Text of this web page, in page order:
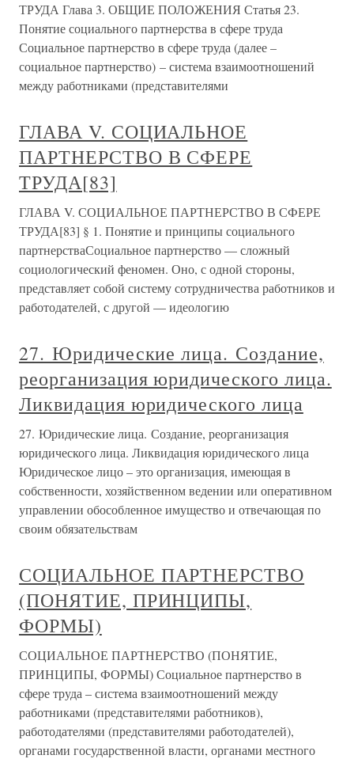
ТРУДА Глава 3. ОБЩИЕ ПОЛОЖЕНИЯ Статья 23.
Понятие социального партнерства в сфере труда
Социальное партнерство в сфере труда (далее –
социальное партнерство) – система взаимоотношений
между работниками (представителями
ГЛАВА V. СОЦИАЛЬНОЕ
ПАРТНЕРСТВО В СФЕРЕ
ТРУДА[83]
ГЛАВА V. СОЦИАЛЬНОЕ ПАРТНЕРСТВО В СФЕРЕ
ТРУДА[83] § 1. Понятие и принципы социального
партнерстваСоциальное партнерство — сложный
социологический феномен. Оно, с одной стороны,
представляет собой систему сотрудничества работников и
работодателей, с другой — идеологию
27. Юридические лица. Создание,
реорганизация юридического лица.
Ликвидация юридического лица
27. Юридические лица. Создание, реорганизация
юридического лица. Ликвидация юридического лица
Юридическое лицо – это организация, имеющая в
собственности, хозяйственном ведении или оперативном
управлении обособленное имущество и отвечающая по
своим обязательствам
СОЦИАЛЬНОЕ ПАРТНЕРСТВО
(ПОНЯТИЕ, ПРИНЦИПЫ,
ФОРМЫ)
СОЦИАЛЬНОЕ ПАРТНЕРСТВО (ПОНЯТИЕ,
ПРИНЦИПЫ, ФОРМЫ) Социальное партнерство в
сфере труда – система взаимоотношений между
работниками (представителями работников),
работодателями (представителями работодателей),
органами государственной власти, органами местного